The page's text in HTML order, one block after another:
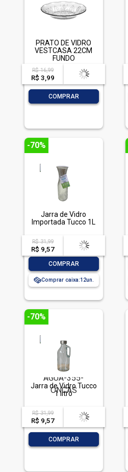
PRATO DE VIDRO
VESTCASA 22CM
FUNDO
TRANSPARENTE COR
R$ 16,99
R$ 3,99
acima de
-- --,--un.
COMPRAR
-70%
Jarra de Vidro
Importada Tucco 1L
R$ 31,99
R$ 9,57
acima de
-- --,--un.
COMPRAR
Comprar caixa:12
-70%
Jarra de Vidro Tucco
1 litro
R$ 31,99
R$ 9,57
acima de
-- --,--un.
COMPRAR